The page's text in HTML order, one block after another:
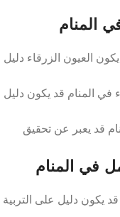
المنام
العيون الزرقاء دليل
في المنام قد يكون دليل
قد يعبر عن تحقيق
في المنام
يكون دليل على التربية